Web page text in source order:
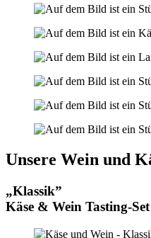
Unsere Wein und
„Klassik”
Käse & Wein Tasting-Set